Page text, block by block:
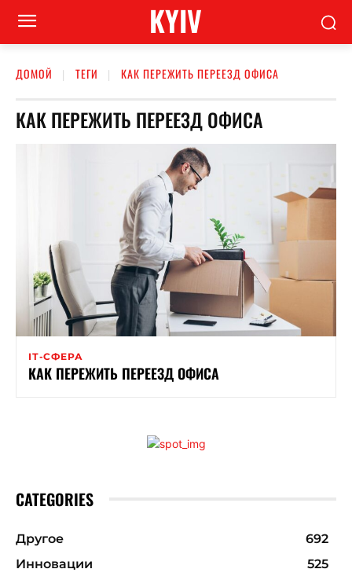
KYIV
ДОМОЙ ТЕГИ КАК ПЕРЕЖИТЬ ПЕРЕЕЗД ОФИСА
КАК ПЕРЕЖИТЬ ПЕРЕЕЗД ОФИСА
ІТ-СФЕРА
КАК ПЕРЕЖИТЬ ПЕРЕЕЗД ОФИСА
CATEGORIES
Другое
692
Инновации
525